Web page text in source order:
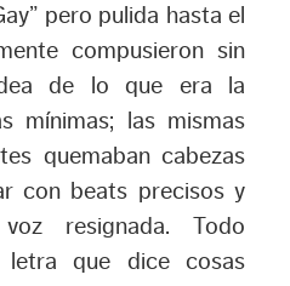
pero pulida hasta el
compusieron sin
de lo que era la
mínimas; las mismas
quemaban cabezas
con beats precisos y
resignada. Todo
letra que dice cosas